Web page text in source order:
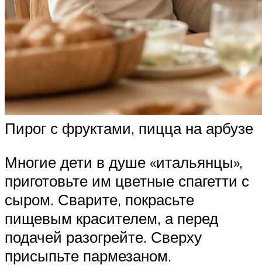
Пирог с фруктами, пицца на арбузе
Многие дети в душе «итальянцы»,
приготовьте им цветные спагетти с
сыром. Сварите, покрасьте
пищевым красителем, а перед
подачей разогрейте. Сверху
присыпьте пармезаном.